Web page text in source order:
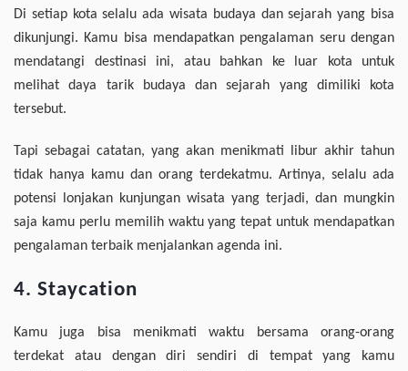
Di setiap kota selalu ada wisata budaya dan sejarah yang bisa
dikunjungi. Kamu bisa mendapatkan pengalaman seru dengan
mendatangi destinasi ini, atau bahkan ke luar kota untuk
melihat daya tarik budaya dan sejarah yang dimiliki kota
tersebut.
Tapi sebagai catatan, yang akan menikmati libur akhir tahun
tidak hanya kamu dan orang terdekatmu. Artinya, selalu ada
potensi lonjakan kunjungan wisata yang terjadi, dan mungkin
saja kamu perlu memilih waktu yang tepat untuk mendapatkan
pengalaman terbaik menjalankan agenda ini.
4. Staycation
Kamu juga bisa menikmati waktu bersama orang-orang
terdekat atau dengan diri sendiri di tempat yang kamu